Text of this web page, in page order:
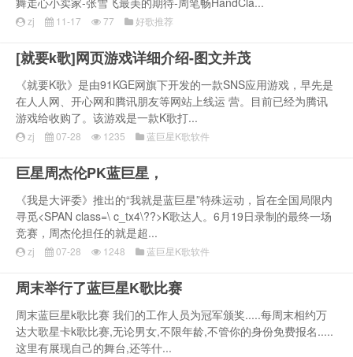
zj 11-17 77 好歌推荐
[就要k歌]网页游戏详细介绍-图文并茂
《就要K歌》是由91KGE网旗下开发的一款SNS应用游戏，早先是
在人人网、开心网和腾讯朋友等网站上线运 营。目前已经为腾讯
游戏给收购了。该游戏是一款K歌打...
zj 07-28 1235 蓝巨星K歌软件
巨星周杰伦PK蓝巨星，
《我是大评委》推出的“我就是蓝巨星”特殊运动，旨在全国局限内
寻觅<SPAN class=\ c_tx4\??>K歌达人。6月19日录制的最终一场
竞赛，周杰伦担任的就是超...
zj 07-28 1248 蓝巨星K歌软件
周末举行了蓝巨星K歌比赛
周末蓝巨星k歌比赛 我们的工作人员为冠军颁奖.....每周末相约万
达大歌星卡k歌比赛,无论男女,不限年龄,不管你的身份免费报名.....
这里有展现自己的舞台,还等什...